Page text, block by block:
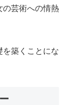
の芸術への情熱
を築くことにな